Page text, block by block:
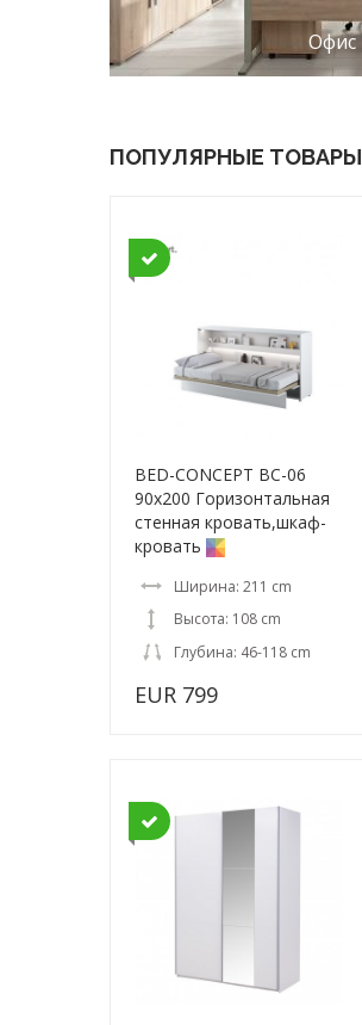
Офис
ПОПУЛЯРНЫЕ ТОВАРЫ
BED-CONCEPT BC-06
90x200 Горизонтальная
cтенная кровать,шкаф-
кровать
Ширина: 211 cm
Высота: 108 cm
Глубина: 46-118 cm
EUR 799